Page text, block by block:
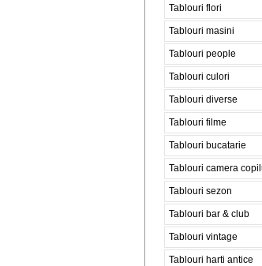
Tablouri flori
Tablouri masini
Tablouri people
Tablouri culori
Tablouri diverse
Tablouri filme
Tablouri bucatarie
Tablouri camera
Tablouri sezon
Tablouri bar & club
Tablouri vintage
Tablouri harti antice